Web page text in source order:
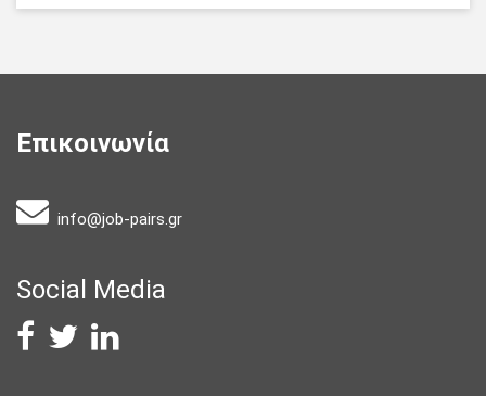
Επικοινωνία
info@job-pairs.gr
Social Media